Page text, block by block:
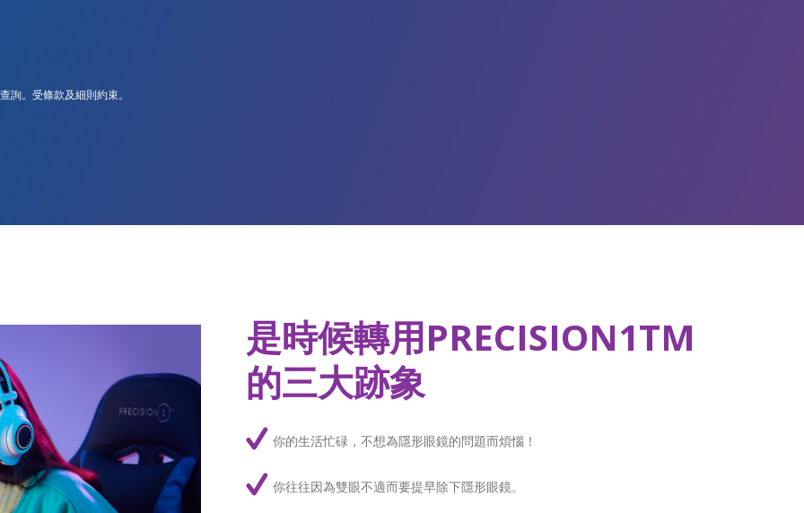
。受條款及細則約束。
是時候轉用PRECISION1TM
的三大跡象
你的生活忙碌，不想為隱形眼鏡的問題而煩惱！
你往往因為雙眼不適而要提早除下隱形眼鏡。